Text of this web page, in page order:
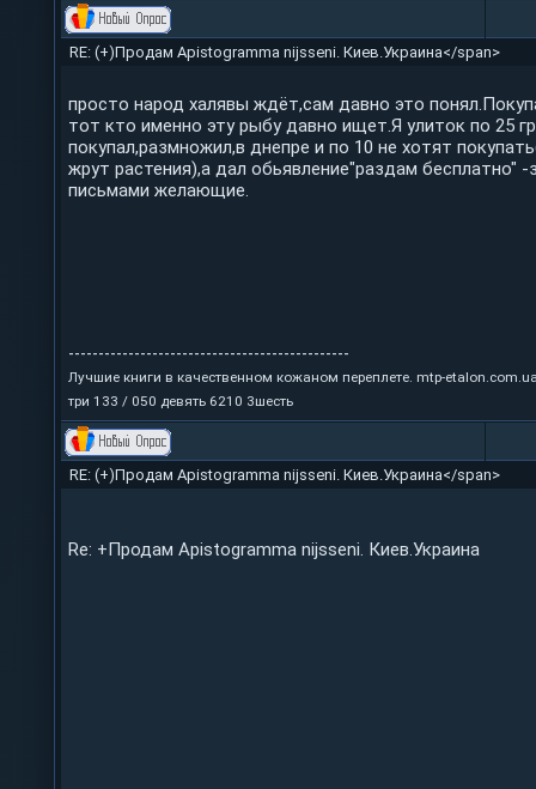
RE: (+)Продам Apistogramma nijsseni. Киев.Украина</span>
просто народ халявы ждёт,сам давно это
тот кто именно эту рыбу давно ищет.Я улиток по 25
покупал,размножил,в днепре и по 10 не хотят
жрут растения),а дал обьявление"раздам бесплатно" -
письмами желающие.
-----------------------------------------------
Лучшие книги в качественном кожаном переплете. mtp-
три 133 / 050 девять 6210 3шесть
RE: (+)Продам Apistogramma nijsseni. Киев.Украина</span>
Re: +Продам Apistogramma nijsseni. Киев.Украина